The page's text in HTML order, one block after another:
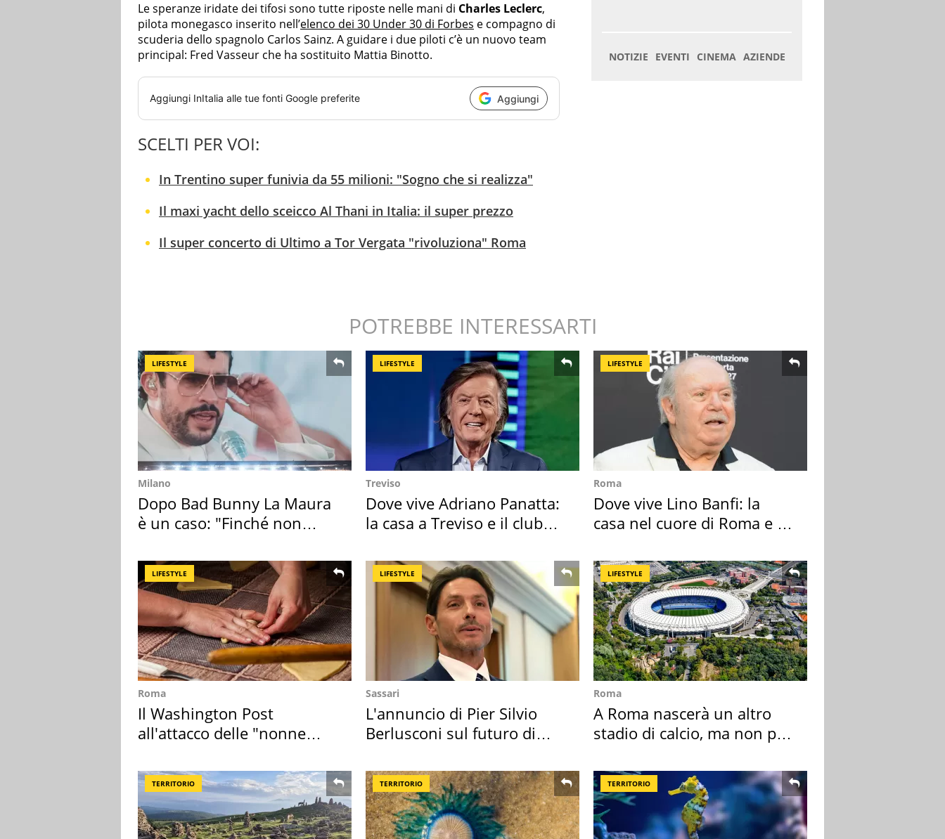
Le speranze iridate dei tifosi sono tutte riposte nelle mani di Charles Leclerc,
pilota monegasco inserito nell’elenco dei 30 Under 30 di Forbes e compagno di
scuderia dello spagnolo Carlos Sainz. A guidare i due piloti c’è un nuovo team
principal: Fred Vasseur che ha sostituito Mattia Binotto.
Aggiungi InItalia alle tue fonti Google preferite Aggiungi
SCELTI PER VOI:
In Trentino super funivia da 55 milioni: "Sogno che si realizza"
Il maxi yacht dello sceicco Al Thani in Italia: il super prezzo
Il super concerto di Ultimo a Tor Vergata "rivoluziona" Roma
POTREBBE INTERESSARTI
LIFESTYLE
Milano
Dopo Bad Bunny La Maura
è un caso: "Finché non
LIFESTYLE
Treviso
Dove vive Adriano Panatta:
la casa a Treviso e il club
LIFESTYLE
Roma
Dove vive Lino Banfi: la
casa nel cuore di Roma e i
LIFESTYLE
Roma
Il Washington Post
all'attacco delle "nonne
LIFESTYLE
Sassari
L'annuncio di Pier Silvio
Berlusconi sul futuro di
LIFESTYLE
Roma
A Roma nascerà un altro
stadio di calcio, ma non per
TERRITORIO TERRITORIO TERRITORIO